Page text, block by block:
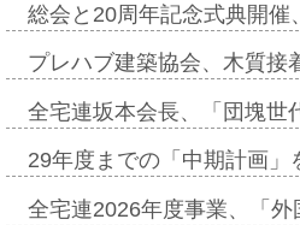
総会と20周年記念式典開
プレハブ建築協会、木質
全宅連坂本会長、「団塊
29年度までの「中期計画
全宅連2026年度事業、「